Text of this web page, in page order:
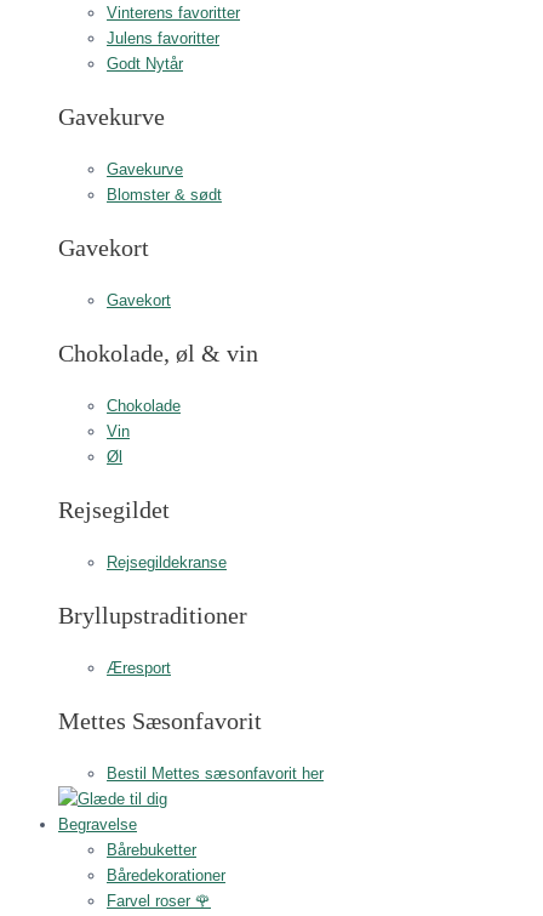
Vinterens favoritter
Julens favoritter
Godt Nytår
Gavekurve
Gavekurve
Blomster & sødt
Gavekort
Gavekort
Chokolade, øl & vin
Chokolade
Vin
Øl
Rejsegildet
Rejsegildekranse
Bryllupstraditioner
Æresport
Mettes Sæsonfavorit
Bestil Mettes sæsonfavorit her
Begravelse
Bårebuketter
Båredekorationer
Farvel roser 🌹